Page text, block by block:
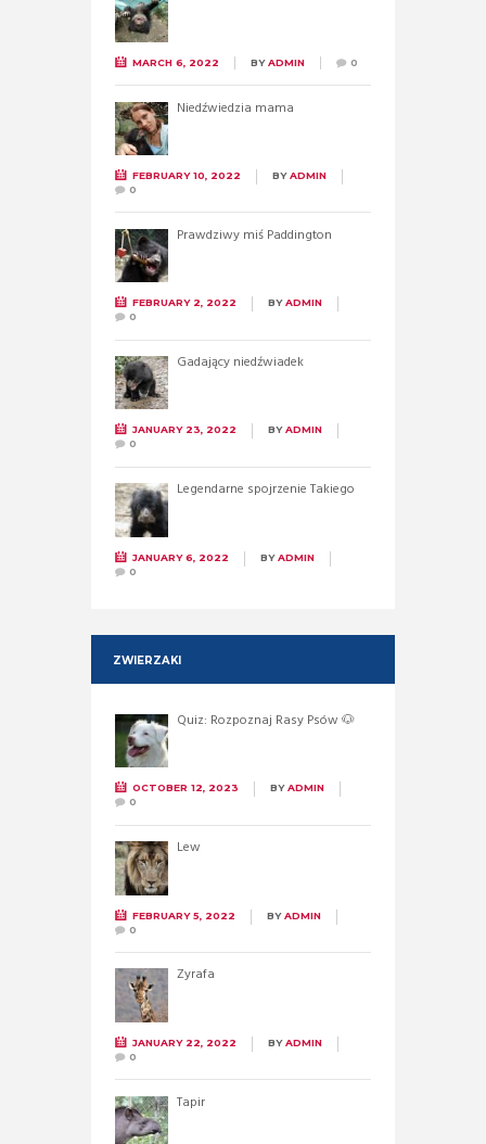
MARCH 6, 2022 BYADMIN 0
Niedźwiedzia mama
FEBRUARY 10, 2022 BYADMIN
0
Prawdziwy miś Paddington
FEBRUARY 2, 2022 BYADMIN
0
Gadający niedźwiadek
JANUARY 23, 2022 BYADMIN
0
Legendarne spojrzenie Takiego
JANUARY 6, 2022 BYADMIN
0
ZWIERZAKI
Quiz: Rozpoznaj Rasy Psów 🐶
OCTOBER 12, 2023 BYADMIN
0
Lew
FEBRUARY 5, 2022 BYADMIN
0
Żyrafa
JANUARY 22, 2022 BYADMIN
0
Tapir